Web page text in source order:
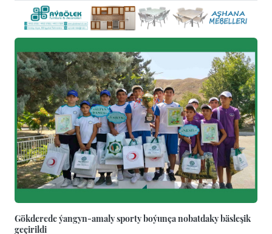
Gökderede ýangyn-amaly sporty boýunça nobatdaky bäsleşik
geçirildi